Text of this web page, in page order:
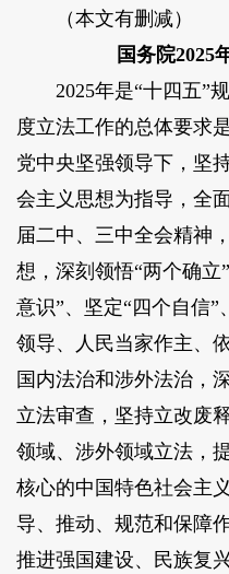
（本文有删减）
国务院2025
2025年是“十四五”规
度立法工作的总体要求
党中央坚强领导下，坚
会主义思想为指导，全
届二中、三中全会精神
想，深刻领悟“两个确立
意识”、坚定“四个自信”
领导、人民当家作主、
国内法治和涉外法治，
立法审查，坚持立改废
领域、涉外领域立法，
核心的中国特色社会主
导、推动、规范和保障
推进强国建设、民族复